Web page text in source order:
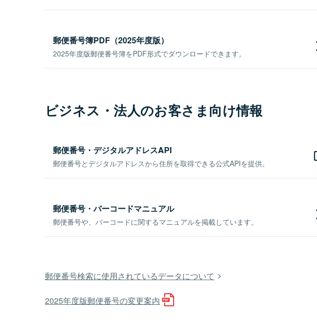
郵便番号簿PDF（2025年度版）
2025年度版郵便番号簿をPDF形式でダウンロードできます。
ビジネス・法人のお客さま向け情報
郵便番号・デジタルアドレスAPI
郵便番号とデジタルアドレスから住所を取得できる公式APIを提供。
郵便番号・バーコードマニュアル
郵便番号や、バーコードに関するマニュアルを掲載しています。
郵便番号検索に使用されているデータについて
2025年度版郵便番号の変更案内